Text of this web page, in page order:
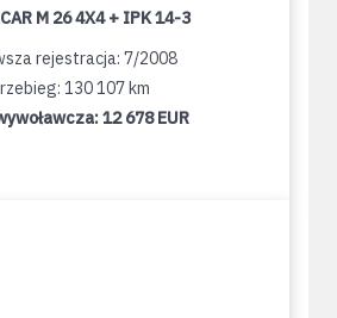
M 26 4X4 + IPK 14-3
rejestracja: 7/2008
130 107 km
12 678 EUR